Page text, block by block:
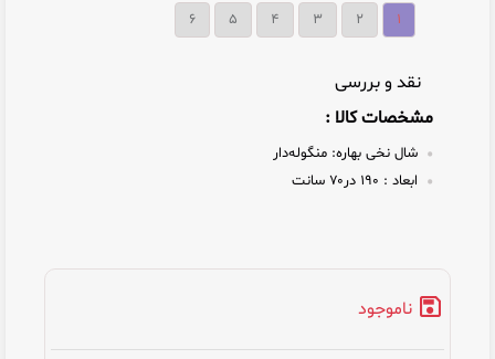
۱ ۲ ۳ ۴ ۵ ۶
نقد و بررسی
مشخصات کالا :
شال نخی بهاره: منگوله‌دار
ابعاد :
ناموجود